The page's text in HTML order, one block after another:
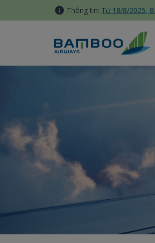
Truy cập nội dung luôn
Thông tin: Từ 18/8/2025,
Hành lý bị hư hỏng